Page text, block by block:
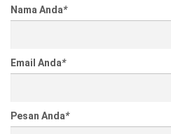
Nama Anda*
Email Anda*
Pesan Anda*